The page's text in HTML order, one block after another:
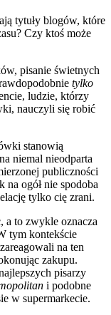
tytuły blogów, które
Czy ktoś może
pisanie świetnych
tylko
ludzie, którzy
nauczyli się robić
stanowią
niemal nieodparta
publiczności
ogół nie spodoba
tylko cię zrani.
a to zwykle oznacza
tym kontekście
na ten
zakupu.
pisarzy
i podobne
w supermarkecie.